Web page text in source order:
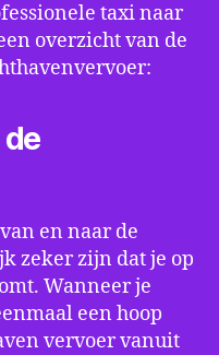
taxi naar
overzicht van de
en naar de
zeker zijn dat je op
Wanneer je
een hoop
vervoer vanuit